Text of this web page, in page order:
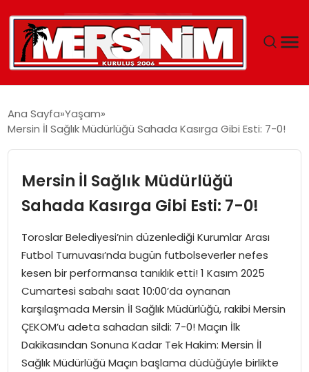
GÜNCEL
SAĞLIK
EĞITIM
SPOR
EKONOMI
MAGAZIN
Ana Sayfa Yaşam
Mersin İl Sağlık Müdürlüğü Sahada Kasırga Gibi Esti: 7-0!
Mersin İl Sağlık Müdürlüğü
Sahada Kasırga Gibi Esti: 7-0!
Toroslar Belediyesi’nin düzenlediği Kurumlar Arası
Futbol Turnuvası’nda bugün futbolseverler nefes
kesen bir performansa tanıklık etti! 1 Kasım 2025
Cumartesi sabahı saat 10:00’da oynanan
karşılaşmada Mersin İl Sağlık Müdürlüğü, rakibi Mersin
ÇEKOM’u adeta sahadan sildi: 7-0! Maçın İlk
Dakikasından Sonuna Kadar Tek Hakim: Mersin İl
Sağlık Müdürlüğü Maçın başlama düdüğüyle birlikte